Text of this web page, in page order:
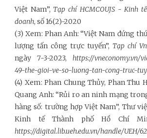
Việt Nam”, Tạp chí HCMCOUJS - Kinh
doanh, số 16(2)-2020
(3) Xem: Phan Anh: “Việt Nam đứng
lượng tấn công trực tuyến”, Tạp chí
ngày 7-3-2023, https://vneconomy.vn/
49-the-gioi-ve-so-luong-tan-cong-truc-
(4) Xem: Phan Chung Thủy, Phan Thu
Quang Anh: “Rủi ro an ninh mạng
hàng số: trường hợp Việt Nam”, Thư
Kinh tế Thành phố Hồ Chí
https://digital.lib.ueh.edu.vn/handle/UEH/